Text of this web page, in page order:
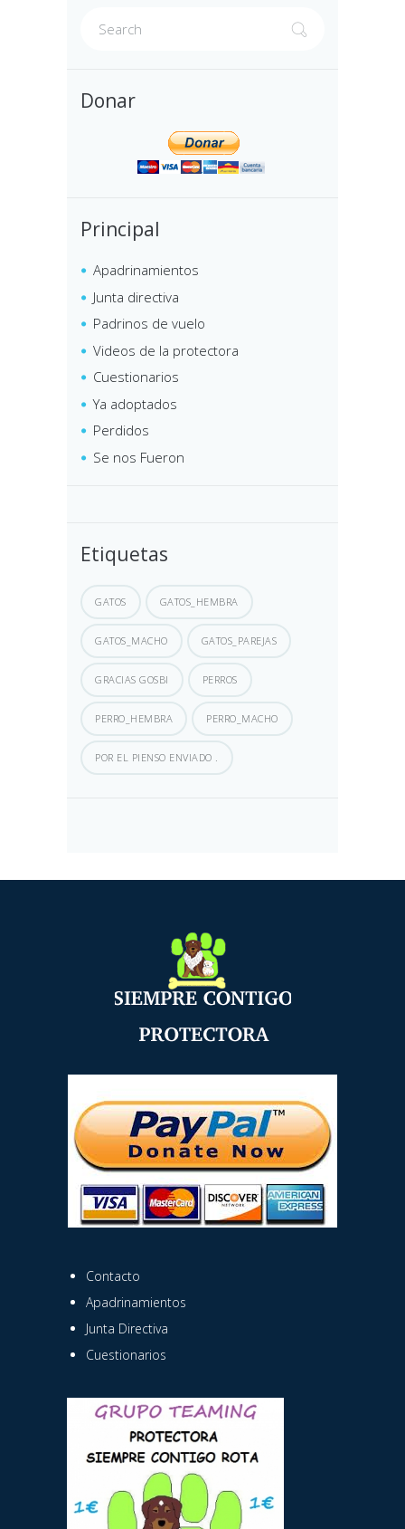
Donar
Principal
Apadrinamientos
Junta directiva
Padrinos de vuelo
Videos de la protectora
Cuestionarios
Ya adoptados
Perdidos
Se nos Fueron
Etiquetas
GATOS GATOS_HEMBRA
GATOS_MACHO GATOS_PAREJAS
GRACIAS GOSBI PERROS
PERRO_HEMBRA PERRO_MACHO
POR EL PIENSO ENVIADO .
Contacto
Apadrinamientos
Junta Directiva
Cuestionarios